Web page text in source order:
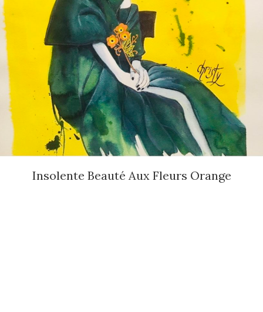
Insolente Beauté Aux Fleurs Orange